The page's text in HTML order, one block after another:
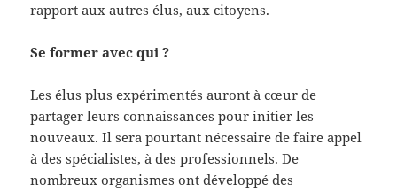
rapport aux autres élus, aux citoyens.
Se former avec qui ?
Les élus plus expérimentés auront à cœur de
partager leurs connaissances pour initier les
nouveaux. Il sera pourtant nécessaire de faire appel
à des spécialistes, à des professionnels. De
nombreux organismes ont développé des